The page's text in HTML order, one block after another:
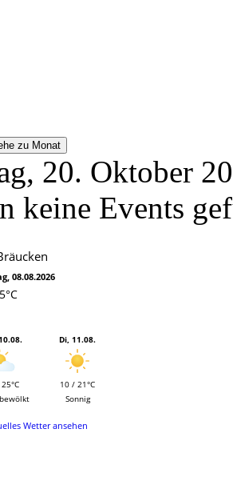
zu Monat
20. Oktober
keine Events
08.08.2026
Di, 11.08.
10 / 21°C
Sonnig
Wetter ansehen